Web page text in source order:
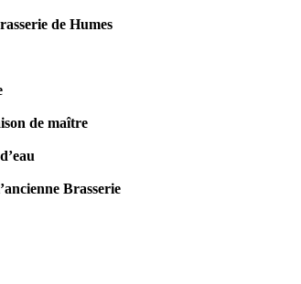
de Humes
de maître
Brasserie